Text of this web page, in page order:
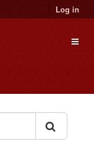
Log in